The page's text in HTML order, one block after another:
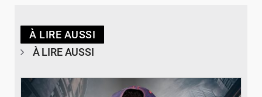
À LIRE AUSSI
À LIRE AUSSI